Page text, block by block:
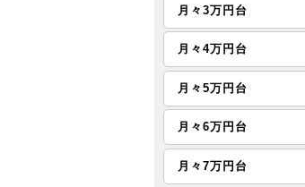
月々3万円台
月々4万円台
月々5万円台
月々6万円台
月々7万円台